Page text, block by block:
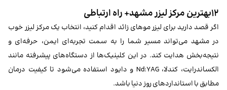
۱۲بهترین مرکز لیزر مشهد​+ راه ارتباطی
اگر قصد دارید برای لیزر موهای زائد اقدام کنید، انتخاب یک مرکز لیزر خوب
در مشهد می‌تواند مسیر شما را به سمت تجربه‌ای ایمن، حرفه‌ای و
نتیجه‌بخش هدایت کند. در این کلینیک‌ها از دستگاه‌های پیشرفته مانند
الکساندرایت، کندلا، Nd:YAG و دایود استفاده می‌شود تا کیفیت درمان
مطابق با استانداردهای روز دنیا باشد.